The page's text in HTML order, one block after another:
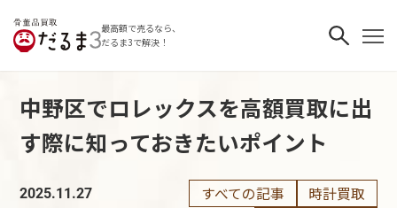
最高額で売るなら、
だるま3で解決！
中野区でロレックスを高額買取に出
す際に知っておきたいポイント
2025.11.27 すべての記事
時計買取